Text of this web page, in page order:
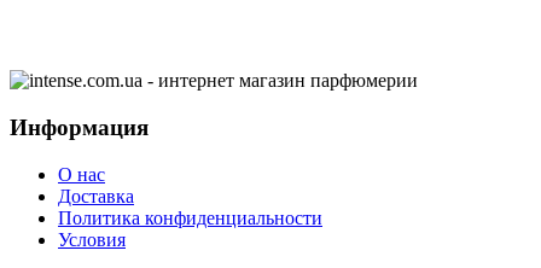
Информация
О нас
Доставка
Политика конфиденциальности
Условия